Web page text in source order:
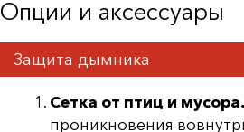
Опции и аксессуары
Защита дымника
Сетка от птиц и мусора.
проникновения